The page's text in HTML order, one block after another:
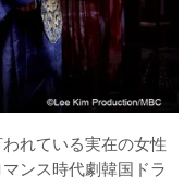
れている実在の女性
ンス時代劇韓国ドラ